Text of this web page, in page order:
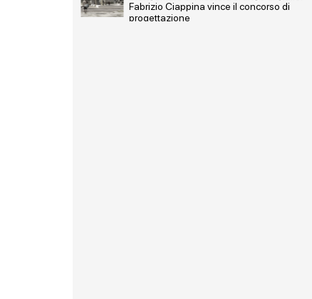
Fabrizio Ciappina vince il concorso di
progettazione